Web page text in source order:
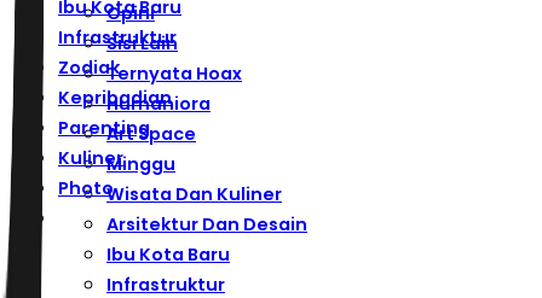
Ibu Kota Baru
Infrastruktur
Zodiak
Kepribadian
Parenting
Kuliner
Photo
Opini
Sisi Lain
Ternyata Hoax
Humaniora
Art Space
Minggu
Wisata Dan Kuliner
Arsitektur Dan Desain
Ibu Kota Baru
Infrastruktur